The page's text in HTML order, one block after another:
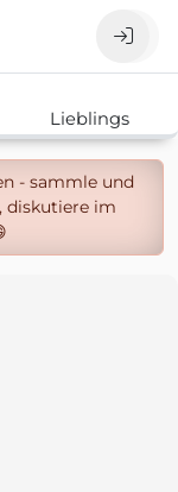
Lieblings
- sammle und
diskutiere im